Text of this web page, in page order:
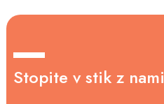
Stopite v stik z nami